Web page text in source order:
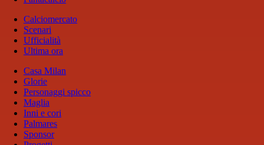
Calciomercato
Scenari
Ufficialità
Ultima ora
Casa Milan
Glorie
Personaggi spicco
Maglia
Inni e cori
Palmares
Sponsor